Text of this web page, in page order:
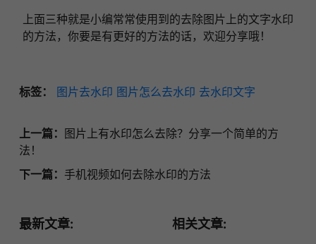
上面三种就是小编常常使用到的去除图片上的文字水印
的方法，你要是有更好的方法的话，欢迎分享哦！
标签： 图片去水印 图片怎么去水印 去水印文字
上一篇： 图片上有水印怎么去除？分享一个简单的方
法！
下一篇： 手机视频如何去除水印的方法
最新文章: 相关文章: